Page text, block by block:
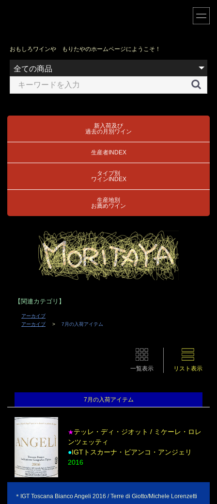
おもしろワインや もりたやのホームページにようこそ！
新入荷及び
過去の月別ワイン
生産者INDEX
タイプ別
ワインINDEX
生産地別
お薦めワイン
【関連カテゴリ】
アーカイブ
アーカイブ
7月の入荷アイテム
リスト表示
一覧表示
7月の入荷アイテム
★テッレ・ディ・ジオット / ミケーレ・ロレ
ンツェッティ
●IGTトスカーナ・ビアンコ・アンジェリ
2016
＊IGT Toscana Bianco Angeli 2016 / Terre di Giotto/Michele Lorenzetti